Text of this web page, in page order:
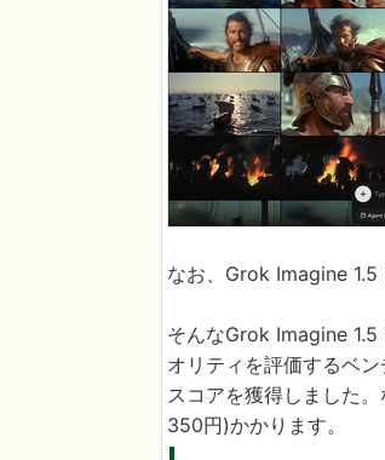
なお、Grok Imagine 1.5
そんなGrok Imagine
オリティを評価するベ
スコアを獲得しました
350円)かかります。